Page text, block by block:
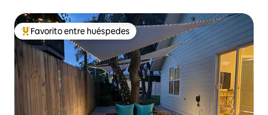
Favorito entre huéspedes preferido
Favorito entre huéspedes